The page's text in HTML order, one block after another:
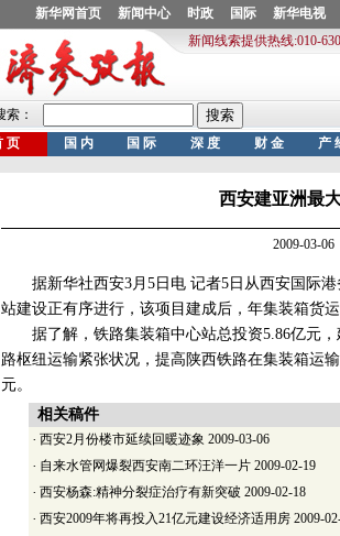
西安建亚洲最
2009-03-
据新华社西安3月5日电 记者5日从西安国际
站建设正有序进行，该项目建成后，年集装箱货
据了解，铁路集装箱中心站总投资5.86亿元，
路枢纽运输紧张状况，提高陕西铁路在集装箱运
元。
相关稿件
· 西安2月份楼市延续回暖迹象 2009-03-06
· 自来水管网爆裂西安南二环汪洋一片 2009-02-19
· 西安杨森:精神分裂症治疗有新突破 2009-02-18
· 西安2009年将再投入21亿元建设经济适用房 2009-